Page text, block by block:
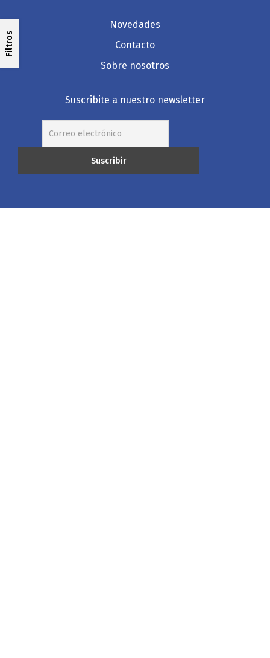
Filtros
Novedades
Contacto
Sobre nosotros
Suscribite a nuestro newsletter